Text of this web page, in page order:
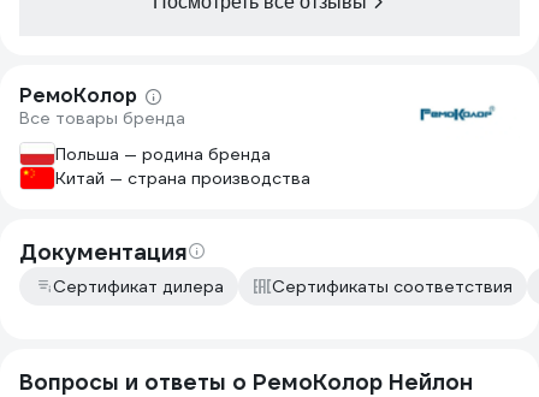
РемоКолор
Все товары бренда
Польша — родина бренда
Китай — страна производства
Документация
Сертификат дилера Сертификаты соответствия
Вопросы и ответы о РемоКолор Нейлон